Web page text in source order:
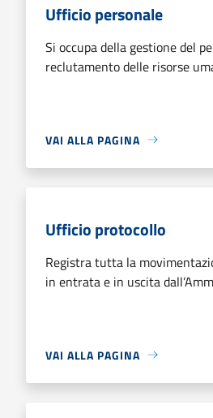
Ufficio personale
Si occupa della gestione del
reclutamento delle risorse
VAI ALLA PAGINA
Ufficio protocollo
Registra tutta la
in entrata e in uscita
VAI ALLA PAGINA